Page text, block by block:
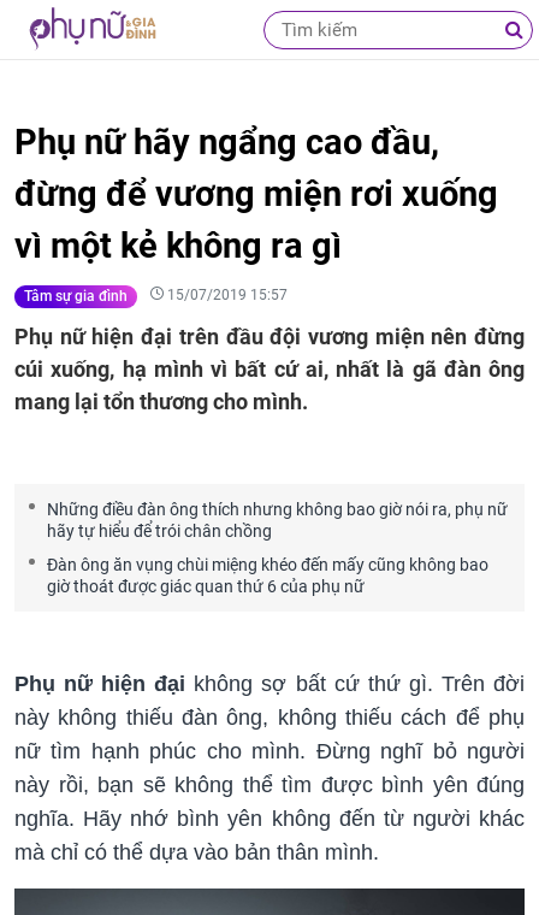
Phụ nữ hãy ngẩng cao đầu,
đừng để vương miện rơi xuống
vì một kẻ không ra gì
Tâm sự gia đình 15/07/2019 15:57
Phụ nữ hiện đại trên đầu đội vương miện nên đừng
cúi xuống, hạ mình vì bất cứ ai, nhất là gã đàn ông
mang lại tổn thương cho mình.
Những điều đàn ông thích nhưng không bao giờ nói ra, phụ nữ
hãy tự hiểu để trói chân chồng
Đàn ông ăn vụng chùi miệng khéo đến mấy cũng không bao
giờ thoát được giác quan thứ 6 của phụ nữ
Phụ nữ hiện đại không sợ bất cứ thứ gì. Trên đời
này không thiếu đàn ông, không thiếu cách để phụ
nữ tìm hạnh phúc cho mình. Đừng nghĩ bỏ người
này rồi, bạn sẽ không thể tìm được bình yên đúng
nghĩa. Hãy nhớ bình yên không đến từ người khác
mà chỉ có thể dựa vào bản thân mình.